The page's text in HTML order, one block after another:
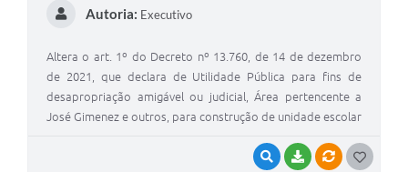
VISUALIZAR
BAIXARVÍNCULOS
Autoria: Executivo
Altera o art. 1º do Decreto nº 13.760, de 14 de dezembro
de 2021, que declara de Utilidade Pública para fins de
desapropriação amigável ou judicial, Área pertencente a
José Gimenez e outros, para construção de unidade escolar